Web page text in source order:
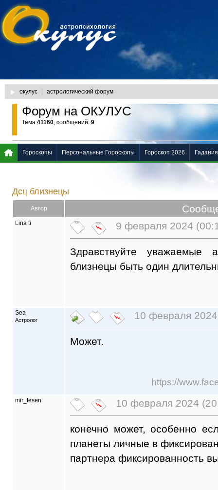
окулус астрологический форум
Форум на ОКУЛУС
Тема 41160, сообщений: 9
Дсц близнецы
Автор
Lina ti 9 февраля 2024
Здравствуйте уважаемые
близнецы быть один
Sea
Астролог 10 февраля
Может.
https://
mir_tesen 10 февраля 2024
конечно может, особенно
планеты личные в
партнера фиксированность
Гороскопы Персональные Гороскопы Гороскоп 2026 Гадания